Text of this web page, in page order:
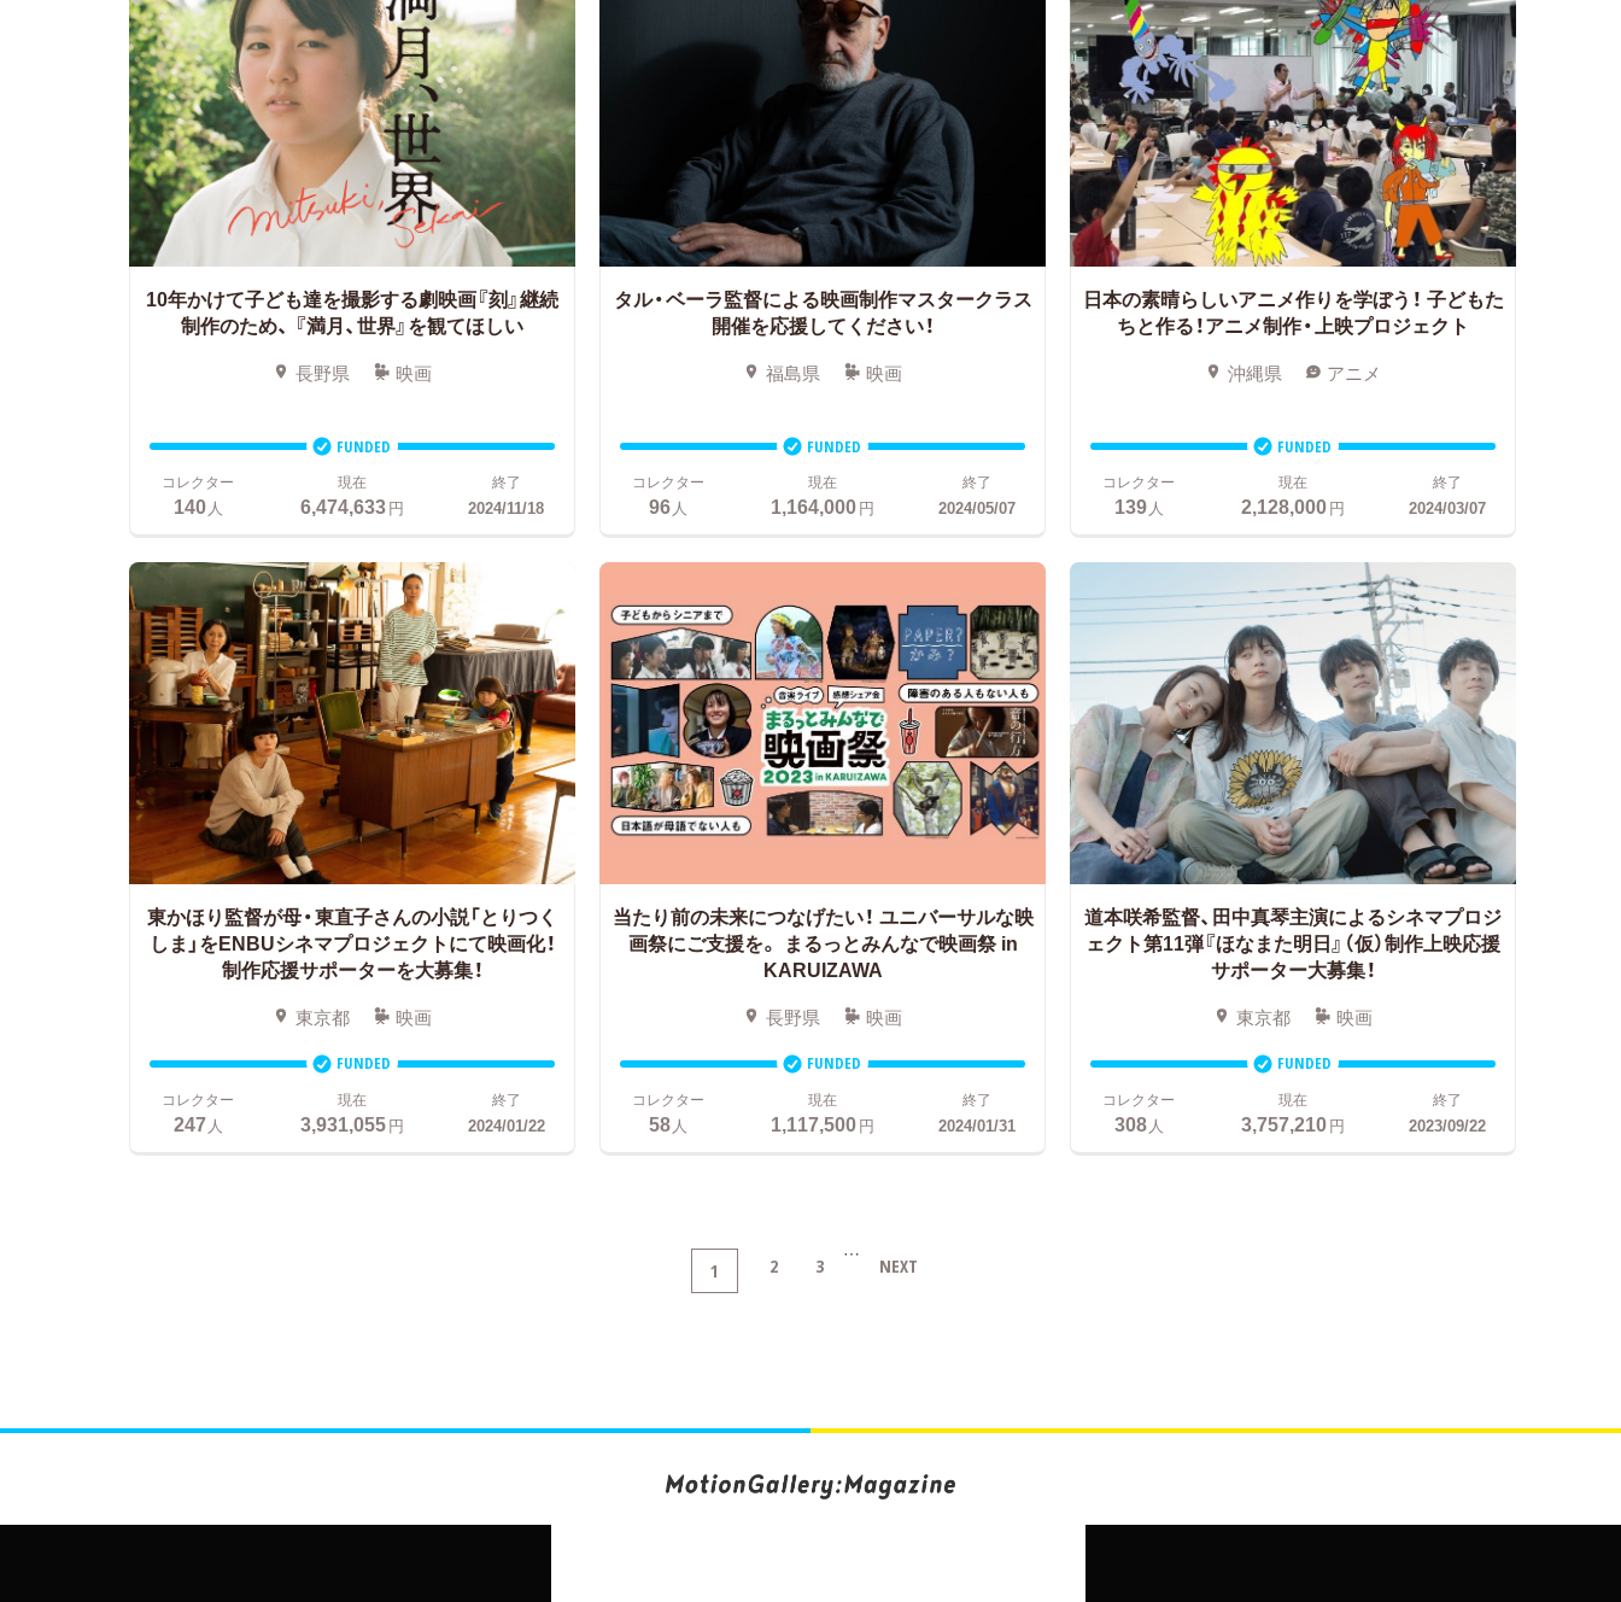
10年かけて子ども達を撮影する劇映画『刻』継続
制作のため、 『満月、世界』を観てほしい
長野県 映画
FUNDED
コレクター
140人
現在
6,474,633円
終了
2024/11/18
タル・ベーラ監督による映画制作マスタークラス
開催を応援してください！
福島県 映画
FUNDED
コレクター
96人
現在
1,164,000円
終了
2024/05/07
日本の素晴らしいアニメ作りを学ぼう！ 子どもた
ちと作る！アニメ制作・上映プロジェクト
沖縄県 アニメ
FUNDED
コレクター
139人
現在
2,128,000円
終了
2024/03/07
東かほり監督が母・東直子さんの小説「とりつく
しま」をENBUシネマプロジェクトにて映画化！
制作応援サポーターを大募集！
東京都 映画
FUNDED
コレクター
247人
現在
3,931,055円
終了
2024/01/22
当たり前の未来につなげたい！ ユニバーサルな映
画祭にご支援を。 まるっとみんなで映画祭 in
KARUIZAWA
長野県 映画
FUNDED
コレクター
58人
現在
1,117,500円
終了
2024/01/31
道本咲希監督、田中真琴主演によるシネマプロジ
ェクト第11弾『ほなまた明日』（仮）制作上映応援
サポーター大募集！
東京都 映画
FUNDED
コレクター
308人
現在
3,757,210円
終了
2023/09/22
1 2 3 … NEXT